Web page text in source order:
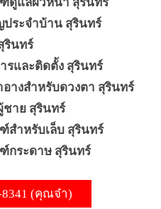
ระจำบ้าน สุรินทร์
รินทร์
รและติดตั้ง สุรินทร์
างสำหรับดวงตา สุรินทร์
ชาย สุรินทร์
สำหรับเล็บ สุรินทร์
กระดาษ สุรินทร์
8341 (คุณจ๋า)